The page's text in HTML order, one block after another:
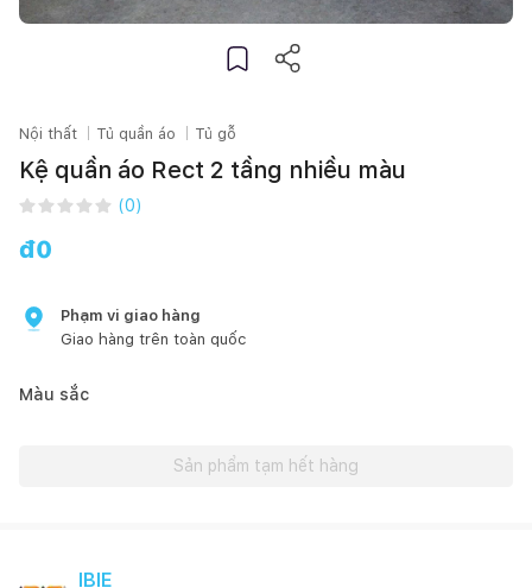
Nội thất Tủ quần áo Tủ gỗ
Kệ quần áo Rect 2 tầng nhiều màu
(0)
đ0
Phạm vi giao hàng
Giao hàng trên toàn quốc
Màu sắc
Sản phẩm tạm hết hàng
IBIE